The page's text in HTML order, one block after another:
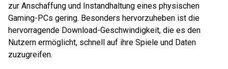
zur Anschaffung und Instandhaltung eines physischen
Gaming-PCs gering. Besonders hervorzuheben ist die
hervorragende Download-Geschwindigkeit, die es den
Nutzern ermöglicht, schnell auf ihre Spiele und Daten
zuzugreifen.